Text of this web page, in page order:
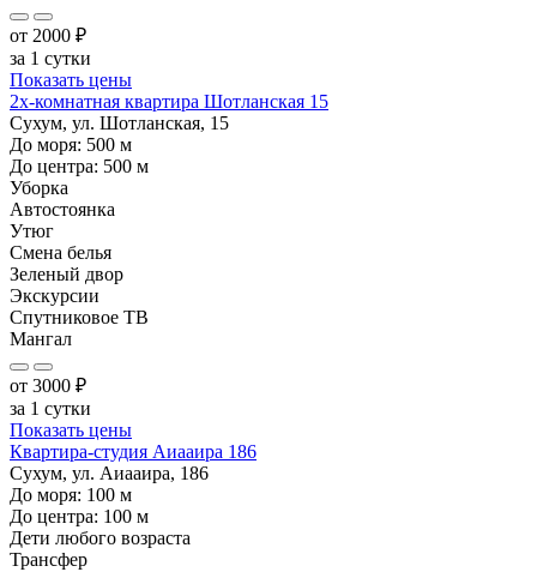
от 2000 ₽
за 1 сутки
Показать цены
2х-комнатная квартира Шотланская 15
Сухум, ул. Шотланская, 15
До моря: 500 м
До центра: 500 м
Уборка
Автостоянка
Утюг
Смена белья
Зеленый двор
Экскурсии
Спутниковое ТВ
Мангал
от 3000 ₽
за 1 сутки
Показать цены
Квартира-студия Аиааира 186
Сухум, ул. Аиааира, 186
До моря: 100 м
До центра: 100 м
Дети любого возраста
Трансфер